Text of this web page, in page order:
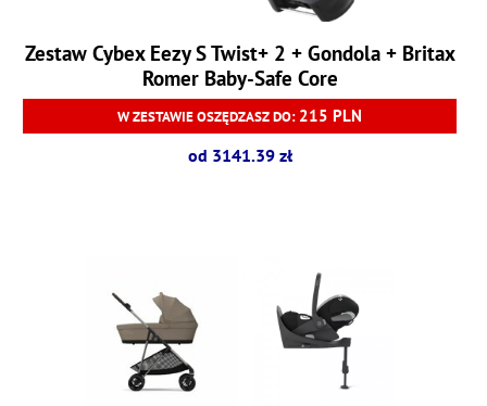
Zestaw Cybex Eezy S Twist+ 2 + Gondola + Britax
Romer Baby-Safe Core
W ZESTAWIE OSZĘDZASZ DO: 215 PLN
od 3141.39 zł